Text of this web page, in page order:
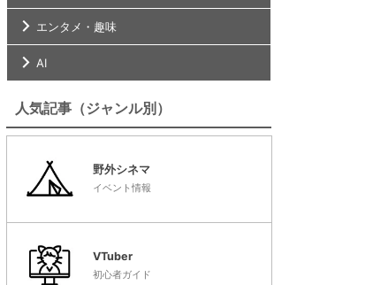
エンタメ・趣味
AI
人気記事（ジャンル別）
野外シネマ
イベント情報
VTuber
初心者ガイド